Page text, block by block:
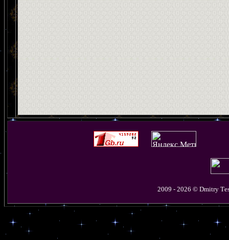
2009 - 2026 © Dmitry T